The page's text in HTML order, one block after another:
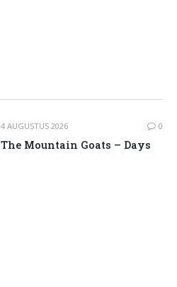
4 AUGUSTUS 2026 0
The Mountain Goats – Days